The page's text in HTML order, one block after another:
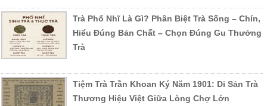
Trà Phổ Nhĩ Là Gì? Phân Biệt Trà Sống – Chín,
Hiểu Đúng Bản Chất – Chọn Đúng Gu Thưởng
Trà
Tiệm Trà Trần Khoan Ký Năm 1901: Di Sản Trà
Thương Hiệu Việt Giữa Lòng Chợ Lớn